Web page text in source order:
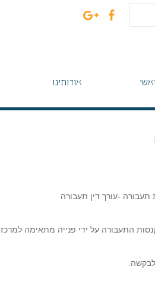
אודותינו
תעבורה -עורך דין תעבורה